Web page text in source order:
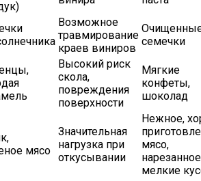
Возможное
травмирование
краев виниров
семечки
Высокий риск
скола,
повреждения
поверхности
Мягкие
конфеты,
шоколад
мясо
Значительная
нагрузка при
откусывании
Нежное,
мясо,
мелкие